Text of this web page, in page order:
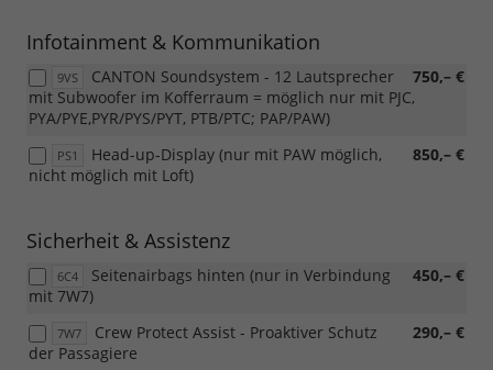
Infotainment & Kommunikation
9VS 750,– €
CANTON Soundsystem - 12 Lautsprecher
mit Subwoofer im Kofferraum = möglich nur mit PJC,
PYA/PYE,PYR/PYS/PYT, PTB/PTC; PAP/PAW)
PS1 850,– €
Head-up-Display (nur mit PAW möglich,
nicht möglich mit Loft)
Sicherheit & Assistenz
6C4 450,– €
Seitenairbags hinten (nur in Verbindung
mit 7W7)
7W7 290,– €
Crew Protect Assist - Proaktiver Schutz
der Passagiere